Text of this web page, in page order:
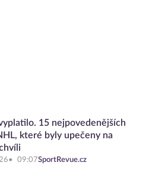
15 nejpovedenějších
které byly upečeny na
09:07SportRevue.cz